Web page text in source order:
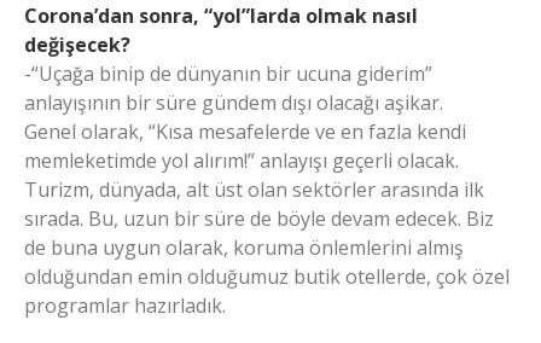
Corona’dan sonra, “yol”larda olmak nasıl
değişecek?
-“Uçağa binip de dünyanın bir ucuna giderim”
anlayışının bir süre gündem dışı olacağı aşikar.
Genel olarak, “Kısa mesafelerde ve en fazla kendi
memleketimde yol alırım!” anlayışı geçerli olacak.
Turizm, dünyada, alt üst olan sektörler arasında ilk
sırada. Bu, uzun bir süre de böyle devam edecek. Biz
de buna uygun olarak, koruma önlemlerini almış
olduğundan emin olduğumuz butik otellerde, çok özel
programlar hazırladık.